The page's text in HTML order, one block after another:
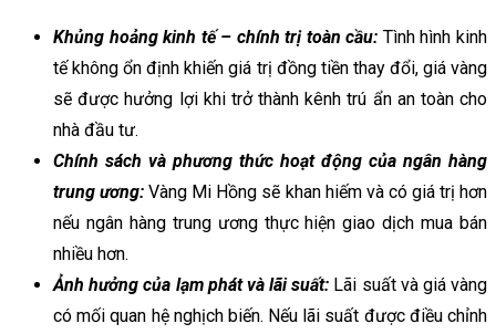
Khủng hoảng kinh tế – chính trị toàn cầu: Tình hình kinh
tế không ổn định khiến giá trị đồng tiền thay đổi, giá vàng
sẽ được hưởng lợi khi trở thành kênh trú ẩn an toàn cho
nhà đầu tư.
Chính sách và phương thức hoạt động của ngân hàng
trung ương:Vàng Mi Hồng sẽ khan hiếm và có giá trị hơn
nếu ngân hàng trung ương thực hiện giao dịch mua bán
nhiều hơn.
Ảnh hưởng của lạm phát và lãi suất: Lãi suất và giá vàng
có mối quan hệ nghịch biến. Nếu lãi suất được điều chỉnh